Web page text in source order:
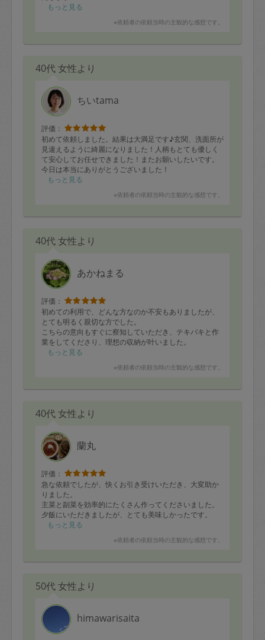
もっと見る
※依頼者の依頼当時の主観的な感想です。
40代 女性より
ちいtama
評価：
初めて依頼しました。結果は大満足です♪玄関、洗面所が
見違えるように綺麗になりました！人柄もとても優しく
て安心してお任せできました！またお願いしたいです。
今日は本当にありがとうございました！
もっと見る
※依頼者の依頼当時の主観的な感想です。
40代 女性より
あかねまる
評価：
初めての利用で、どんな方なのか不安もありましたが、
とても明るく親切な方でした。
こちらの意向もすぐに察知していただき、テキパキと作
業をしてくださり、理想の収納が叶いました。
こちらの質問にも丁寧にご対応いただきながら作業をし
けるところはありますか？と動いてくださり、お風呂の
とても充実した３時間でした。
また絶対にお願いしたい方です。本当にありがとうござ
いました。
もっと見る
※依頼者の依頼当時の主観的な感想です。
40代 女性より
蘭丸
評価：
急な依頼でしたが、快くお引き受けいただき、大変助か
りました。
主菜と副菜を効率的にたくさん作ってくださいました。
夕飯にいただきましたが、とても美味しかったです。
子供も喜んで食べていました。機会がありましたら、ま
もっと見る
※依頼者の依頼当時の主観的な感想です。
50代 女性より
himawarisaita